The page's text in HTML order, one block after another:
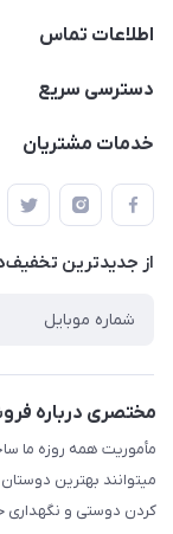
اطلاعات تماس
09120986090
دسترسی سریع
حساب کاربری
درباره ما
تماس با ما
خدمات مشتریان
قوانین و مقررات
حفظ حریم شخصی
سوالات متداول
شرایط ارسال رایگان
از جدید‌ترین
مختصری درباره
مأموریت همه روزه ما
میتوانند بهترین
کردن دوستی و نگهداری